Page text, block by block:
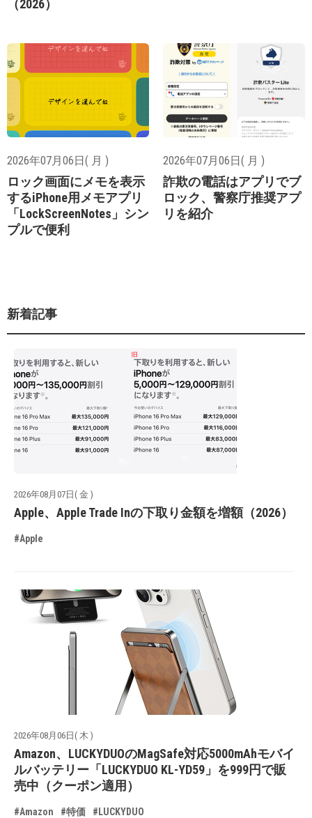
（2026）
2026年07月06日( 月 )
ロック画面にメモを表示
するiPhone用メモアプリ
「LockScreenNotes」シン
プルで便利
2026年07月06日( 月 )
詐欺の電話はアプリでブ
ロック、警察庁推奨アプ
リを紹介
新着記事
2026年08月07日( 金 )
Apple、Apple Trade Inの下取り金額を増額（2026）
#Apple
2026年08月06日( 木 )
Amazon、LUCKYDUOのMagSafe対応5000mAhモバイ
ルバッテリー「LUCKYDUO KL-YD59」を999円で販
売中（クーポン適用）
#Amazon #特価 #LUCKYDUO